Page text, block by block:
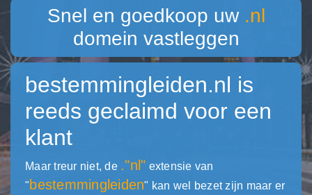
Snel en goedkoop uw .nl
domein vastleggen
bestemmingleiden.nl is
reeds geclaimd voor een
klant
Maar treur niet, de ."nl" extensie van
" bestemmingleiden" kan wel bezet zijn maar er